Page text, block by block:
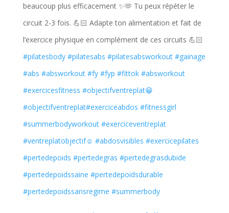
beaucoup plus efficacement ✨🫶 Tu peux répéter le
circuit 2-3 fois. 💪🏻 Adapte ton alimentation et fait de
l’exercice physique en complément de ces circuits 💪🏻
#pilatesbody #pilatesabs #pilatesabsworkout #gainage
#abs #absworkout #fy #fyp #fittok #absworkout
#exercicesfitness #objectifventreplat😁
#objectifventreplat#exerciceabdos #fitnessgirl
#summerbodyworkout #exerciceventreplat
#ventreplatobjectif☺️ #abdosvisibles #exercicepilates
#pertedepoids #pertedegras #pertedegrasdubide
#pertedepoidssaine #pertedepoidsdurable
#pertedepoidssansregime #summerbody